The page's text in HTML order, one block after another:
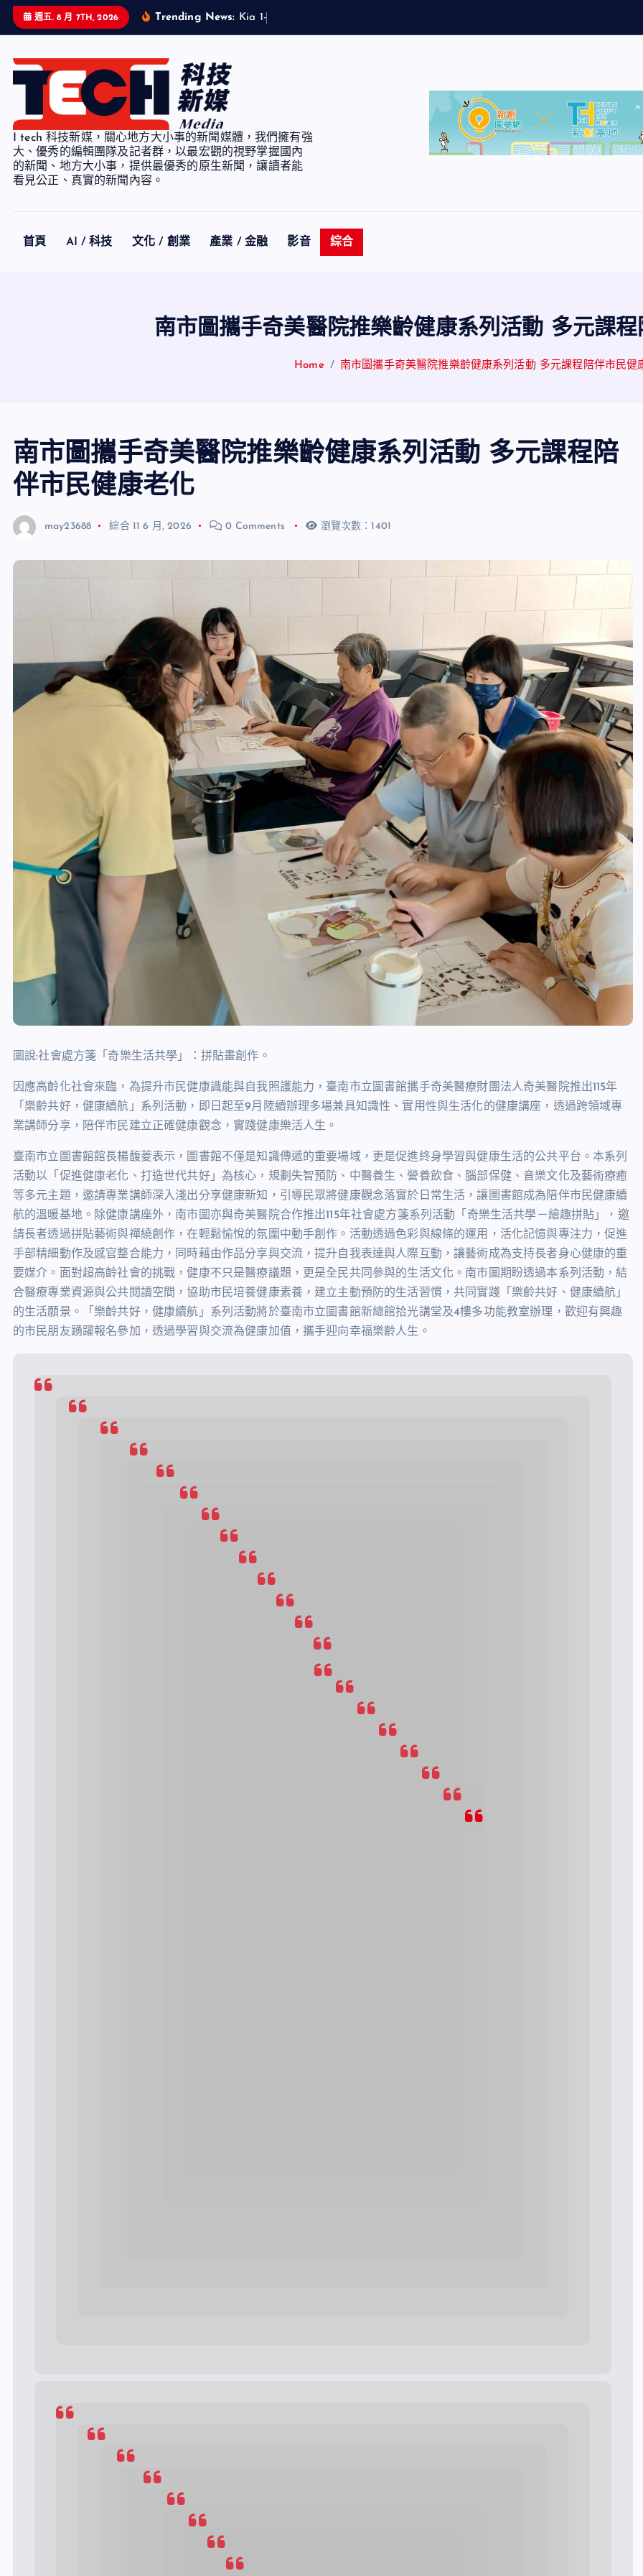
週五. 8 月 7TH, 2026 Trending News: Kia 1-
I tech 科技新媒，關心地方大小事的新聞媒體，我們擁有強
大、優秀的編輯團隊及記者群，以最宏觀的視野掌握國內
的新聞、地方大小事，提供最優秀的原生新聞，讓讀者能
看見公正、真實的新聞內容。
首頁 AI / 科技 文化 / 創業 產業 / 金融 影音 綜合
南市圖攜手奇美醫院推樂齡健康系列活動 多元課
Home 南市圖攜手奇美醫院推樂齡健康系列活動 多元課程陪伴市民健
南市圖攜手奇美醫院推樂齡健康系列活動 多元課程陪
伴市民健康老化
may23688 綜合 11 6 月, 2026 0 Comments 瀏覽次數：1401
圖說:社會處方箋「奇樂生活共學」：拼貼畫創作。
因應高齡化社會來臨，為提升市民健康識能與自我照護能力，臺南市立圖書館攜手奇美醫療財團法人奇美醫院推出115年
「樂齡共好，健康續航」系列活動，即日起至9月陸續辦理多場兼具知識性、實用性與生活化的健康講座，透過跨領域專
業講師分享，陪伴市民建立正確健康觀念，實踐健康樂活人生。
臺南市立圖書館館長楊馥菱表示，圖書館不僅是知識傳遞的重要場域，更是促進終身學習與健康生活的公共平台。本系列
活動以「促進健康老化、打造世代共好」為核心，規劃失智預防、中醫養生、營養飲食、腦部保健、音樂文化及藝術療癒
等多元主題，邀請專業講師深入淺出分享健康新知，引導民眾將健康觀念落實於日常生活，讓圖書館成為陪伴市民健康續
航的溫暖基地。除健康講座外，南市圖亦與奇美醫院合作推出115年社會處方箋系列活動「奇樂生活共學－繪趣拼貼」，邀
請長者透過拼貼藝術與禪繞創作，在輕鬆愉悅的氛圍中動手創作。活動透過色彩與線條的運用，活化記憶與專注力，促進
手部精細動作及感官整合能力，同時藉由作品分享與交流，提升自我表達與人際互動，讓藝術成為支持長者身心健康的重
要媒介。面對超高齡社會的挑戰，健康不只是醫療議題，更是全民共同參與的生活文化。南市圖期盼透過本系列活動，結
合醫療專業資源與公共閱讀空間，協助市民培養健康素養，建立主動預防的生活習慣，共同實踐「樂齡共好、健康續航」
的生活願景。「樂齡共好，健康續航」系列活動將於臺南市立圖書館新總館拾光講堂及4樓多功能教室辦理，歡迎有興趣
的市民朋友踴躍報名參加，透過學習與交流為健康加值，攜手迎向幸福樂齡人生。